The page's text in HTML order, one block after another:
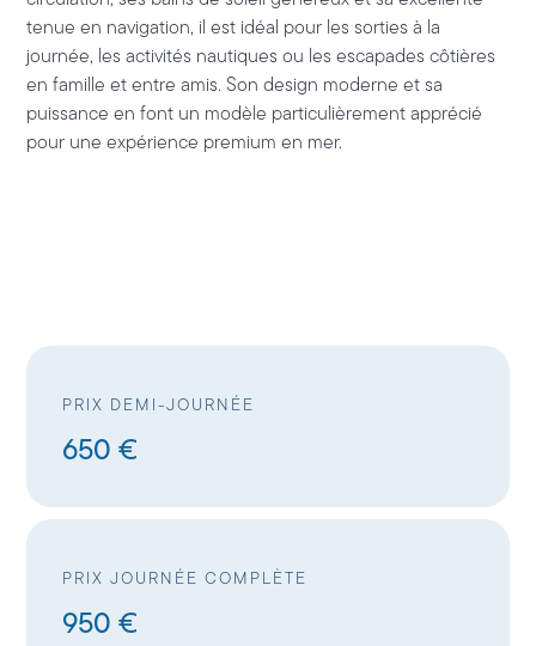
tenue en navigation, il est idéal pour les sorties à la
journée, les activités nautiques ou les escapades côtières
en famille et entre amis. Son design moderne et sa
puissance en font un modèle particulièrement apprécié
pour une expérience premium en mer.
PRIX DEMI-JOURNÉE
650 €
PRIX JOURNÉE COMPLÈTE
950 €